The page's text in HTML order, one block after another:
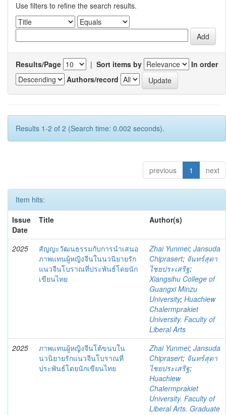
Use filters to refine the search results.
Results/Page | Sort items by
In order
Authors/record
Results 1-2 of 2 (Search time: 0.002 seconds).
previous 1 next
Item hits:
Issue
Date
Title Author(s)
2025
สัญญะวัฒนธรรมกับการนำเสนอ
ภาพแทนผู้หญิงจีนในนวนิยายรัก
แนวจีนโบราณที่ประพันธ์โดยนัก
เขียนไทย
Zhai Yunmei; Jansuda
Chiprasert; จันทร์สุดา
ไชยประเสริฐ;
Xiangsihu College of
Guangxi Minzu
University; Huachiew
Chalermprakiet
University. Faculty of
Liberal Arts
2025
ภาพแทนผู้หญิงจีนโต้ขนบใน
นวนิยายรักแนวจีนโบราณที่
ประพันธ์โดยนักเขียนไทย
Zhai Yunmei; Jansuda
Chiprasert; จันทร์สุดา
ไชยประเสริฐ;
Huachiew
Chalermprakiet
University. Faculty of
Liberal Arts. Graduate